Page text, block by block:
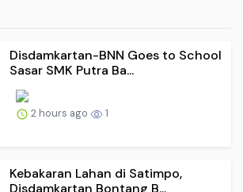
Disdamkartan-BNN Goes to School
Sasar SMK Putra Ba...
2 hours ago 1
Kebakaran Lahan di Satimpo,
Disdamkartan Bontang B...